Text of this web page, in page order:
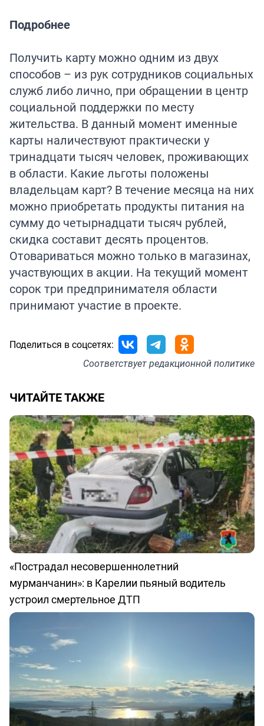
Подробнее
Получить карту можно одним из двух
способов – из рук сотрудников социальных
служб либо лично, при обращении в центр
социальной поддержки по месту
жительства. В данный момент именные
карты наличествуют практически у
тринадцати тысяч человек, проживающих
в области. Какие льготы положены
владельцам карт? В течение месяца на них
можно приобретать продукты питания на
сумму до четырнадцати тысяч рублей,
скидка составит десять процентов.
Отовариваться можно только в магазинах,
участвующих в акции. На текущий момент
сорок три предпринимателя области
принимают участие в проекте.
Поделиться в соцсетях:
Соответствуетредакционной политике
ЧИТАЙТЕ ТАКЖЕ
«Пострадал несовершеннолетний
мурманчанин»: в Карелии пьяный водитель
устроил смертельное ДТП